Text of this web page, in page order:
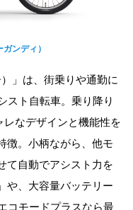
ンディ）
」は、街乗りや通勤に
スト自転車。乗り降り
レなデザインと機能性を
徴。小柄ながら、他モ
て自動でアシスト力を
や、大容量バッテリー
コモードプラスなら最